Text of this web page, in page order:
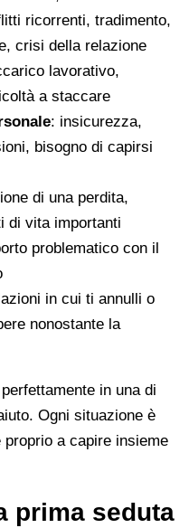
ricorrenti, tradimento,
crisi della relazione
lavorativo,
a staccare
: insicurezza,
bisogno di capirsi
di una perdita,
di vita importanti
problematico con il
in cui ti annulli o
nonostante la
in una di
Ogni situazione è
a capire insieme
prima seduta